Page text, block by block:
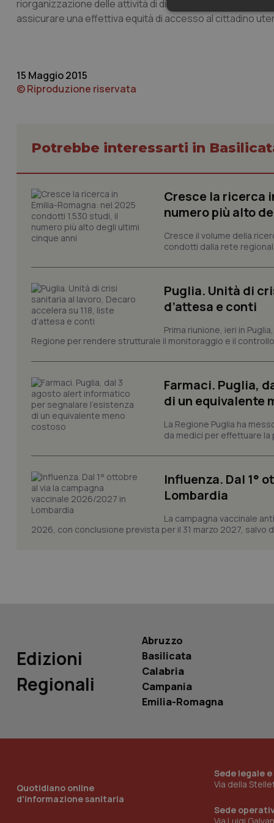
riorganizzazione delle attività di diagnostica di
assicurare una effettiva equità di accesso al cittadino
15 Maggio 2015
© Riproduzione riservata
Potrebbe interessarti in
Cresce la ricerca
numero più alto
Cresce il volume della
condotti dalla rete
Puglia. Unità di
d’attesa e conti
Prima riunione, ieri in
Regione per rendere strutturale il monitoraggio e il
Farmaci. Puglia,
di un equivalente
La Regione Puglia ha
da medici per effettuare la
Influenza. Dal 1°
Lombardia
La campagna vaccinale
2026, con conclusione prevista per il 31 marzo 2027, salvo
Edizioni
Regionali
Abruzzo
Basilicata
Calabria
Campania
Emilia-Romagna
Quotidiano online
d'informazione sanitaria
Sede legale
Via della
Sede
Nome
tracking-enable
PHPSESSID
_ga_KM60CM4NPH
named-enable